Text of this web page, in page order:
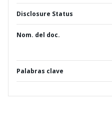
Disclosure Status
Nom. del doc.
Palabras clave